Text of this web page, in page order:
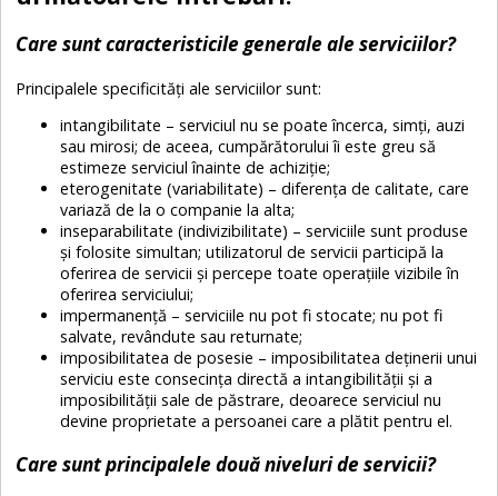
Care sunt caracteristicile generale ale serviciilor?
Principalele specificități ale serviciilor sunt:
intangibilitate – serviciul nu se poate încerca, simți, auzi
sau mirosi; de aceea, cumpărătorului îi este greu să
estimeze serviciul înainte de achiziție;
eterogenitate (variabilitate) – diferența de calitate, care
variază de la o companie la alta;
inseparabilitate (indivizibilitate) – serviciile sunt produse
și folosite simultan; utilizatorul de servicii participă la
oferirea de servicii și percepe toate operațiile vizibile în
oferirea serviciului;
impermanență – serviciile nu pot fi stocate; nu pot fi
salvate, revândute sau returnate;
imposibilitatea de posesie – imposibilitatea deținerii unui
serviciu este consecința directă a intangibilității și a
imposibilității sale de păstrare, deoarece serviciul nu
devine proprietate a persoanei care a plătit pentru el.
Care sunt principalele două niveluri de servicii?